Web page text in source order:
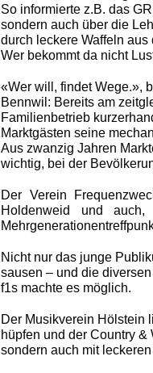
So informierte z.B. das
sondern auch über die
durch leckere Waffeln aus
Wer bekommt da nicht
«Wer will, findet Wege.»,
Bennwil: Bereits am
Familienbetrieb
Marktgästen seine
Aus zwanzig Jahren
wichtig, bei der
Der Verein
Holdenweid und
Nicht nur das junge
sausen – und die
f1s machte es möglich.
Der Musikverein Hölstein
hüpfen und der Country &
sondern auch mit